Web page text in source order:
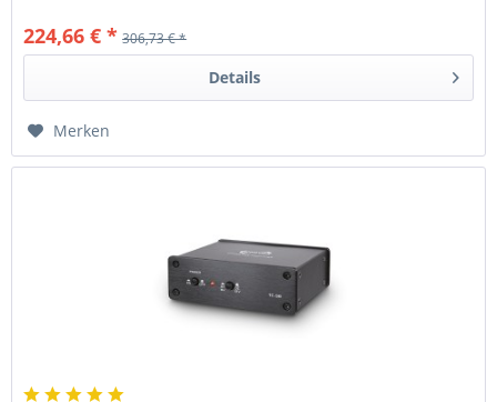
224,66 € * 306,73 € *
Details
Merken